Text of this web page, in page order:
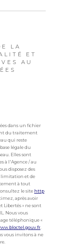
LA
ET
AU
dans un fichier
du traitement
qui reste
légale du
Elles sont
à l'Agence / au
disposez des
limitation et de
à tout
le site http
après avoir
Libertés » ne sont
Nous vous
téléphonique «
vous invitons à ne